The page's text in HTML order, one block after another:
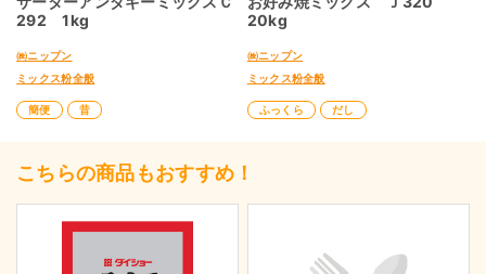
292 1kg
㈱ニップン
ミックス粉全般
簡便 昔
20kg
㈱ニップン
ミックス粉全般
ふっくら だし
こちらの商品もおすすめ！